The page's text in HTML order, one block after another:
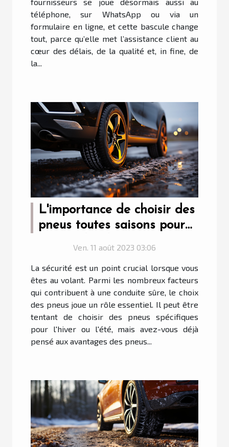
téléphone, sur WhatsApp ou via un
formulaire en ligne, et cette bascule change
tout, parce qu’elle met l’assistance client au
cœur des délais, de la qualité et, in fine, de
la...
L'importance de choisir des
pneus toutes saisons pour
Ven. 11 août 2023 03:06
La sécurité est un point crucial lorsque vous
êtes au volant. Parmi les nombreux facteurs
qui contribuent à une conduite sûre, le choix
des pneus joue un rôle essentiel. Il peut être
tentant de choisir des pneus spécifiques
pour l'hiver ou l'été, mais avez-vous déjà
pensé aux avantages des pneus...